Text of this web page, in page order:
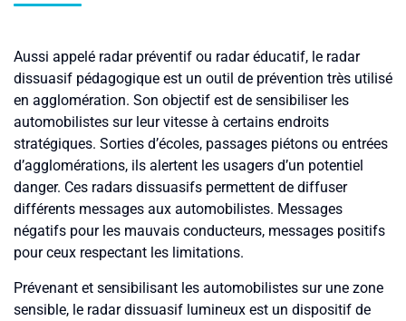
Aussi appelé radar préventif ou radar éducatif, le radar
dissuasif pédagogique est un outil de prévention très utilisé
en agglomération. Son objectif est de sensibiliser les
automobilistes sur leur vitesse à certains endroits
stratégiques. Sorties d’écoles, passages piétons ou entrées
d’agglomérations, ils alertent les usagers d’un potentiel
danger. Ces radars dissuasifs permettent de diffuser
différents messages aux automobilistes. Messages
négatifs pour les mauvais conducteurs, messages positifs
pour ceux respectant les limitations.
Prévenant et sensibilisant les automobilistes sur une zone
sensible, le radar dissuasif lumineux est un dispositif de